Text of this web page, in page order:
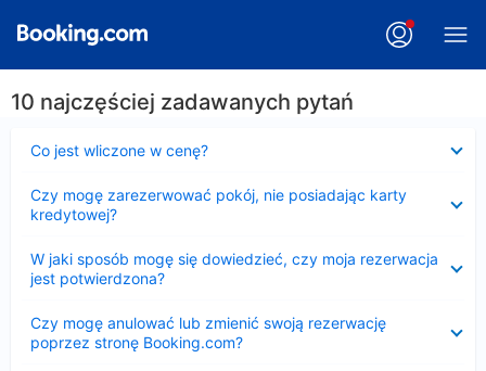
10 najczęściej zadawanych pytań
Co jest wliczone w cenę?
Czy mogę zarezerwować pokój, nie posiadając karty
kredytowej?
W jaki sposób mogę się dowiedzieć, czy moja rezerwacja
jest potwierdzona?
Czy mogę anulować lub zmienić swoją rezerwację
poprzez stronę Booking.com?